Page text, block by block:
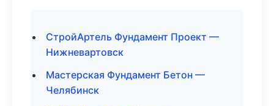
СтройАртель Фундамент Проект —
Нижневартовск
Мастерская Фундамент Бетон —
Челябинск